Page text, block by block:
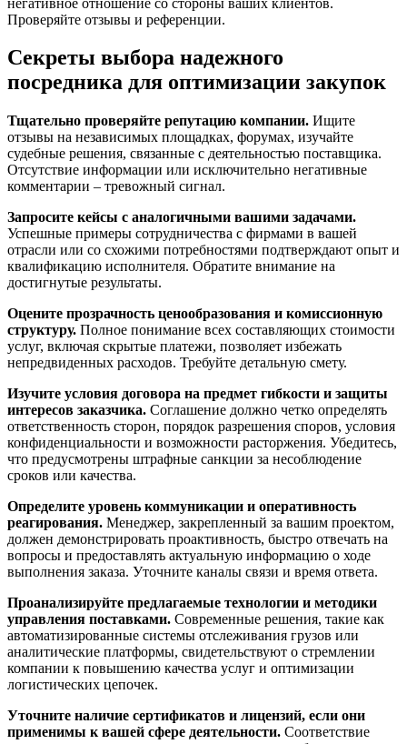
Проверяйте отзывы и референции.
Секреты выбора надежного
посредника для оптимизации закупок
Тщательно проверяйте репутацию компании. Ищите
отзывы на независимых площадках, форумах, изучайте
судебные решения, связанные с деятельностью поставщика.
Отсутствие информации или исключительно негативные
комментарии – тревожный сигнал.
Запросите кейсы с аналогичными вашими задачами.
Успешные примеры сотрудничества с фирмами в вашей
отрасли или со схожими потребностями подтверждают опыт и
квалификацию исполнителя. Обратите внимание на
достигнутые результаты.
Оцените прозрачность ценообразования и комиссионную
структуру. Полное понимание всех составляющих стоимости
услуг, включая скрытые платежи, позволяет избежать
непредвиденных расходов. Требуйте детальную смету.
Изучите условия договора на предмет гибкости и защиты
интересов заказчика. Соглашение должно четко определять
ответственность сторон, порядок разрешения споров, условия
конфиденциальности и возможности расторжения. Убедитесь,
что предусмотрены штрафные санкции за несоблюдение
сроков или качества.
Определите уровень коммуникации и оперативность
реагирования. Менеджер, закрепленный за вашим проектом,
должен демонстрировать проактивность, быстро отвечать на
вопросы и предоставлять актуальную информацию о ходе
выполнения заказа. Уточните каналы связи и время ответа.
Проанализируйте предлагаемые технологии и методики
управления поставками. Современные решения, такие как
автоматизированные системы отслеживания грузов или
аналитические платформы, свидетельствуют о стремлении
компании к повышению качества услуг и оптимизации
логистических цепочек.
Уточните наличие сертификатов и лицензий, если они
применимы к вашей сфере деятельности. Соответствие